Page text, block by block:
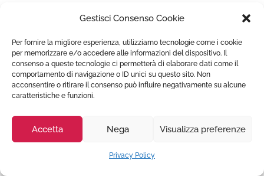
Gestisci Consenso Cookie
Per fornire la migliore esperienza, utilizziamo tecnologie come i cookie
per memorizzare e/o accedere alle informazioni del dispositivo. Il
consenso a queste tecnologie ci permetterà di elaborare dati come il
comportamento di navigazione o ID unici su questo sito. Non
acconsentire o ritirare il consenso può influire negativamente su alcune
caratteristiche e funzioni.
Accetta Nega Visualizza preferenze
Privacy Policy
PRENOTA AMBULANZA